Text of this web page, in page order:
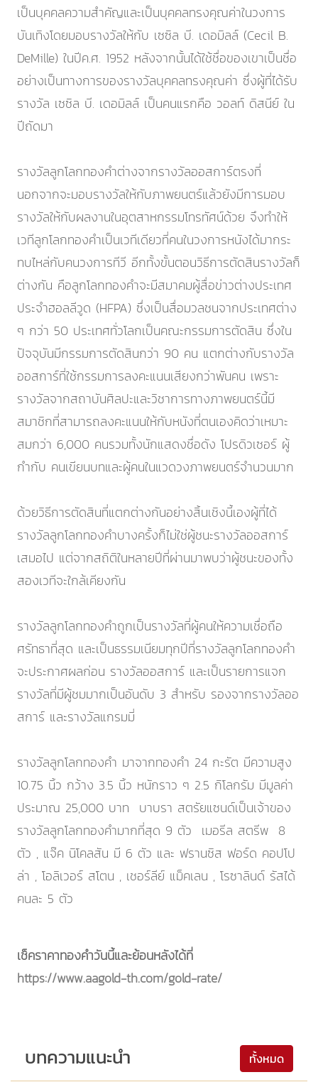
เป็นบุคคลความสำคัญและเป็นบุคคลทรงคุณค่าในวงการ
บันเทิงโดยมอบรางวัลให้กับ เซซิล บี. เดอมิลล์ (Cecil B.
DeMille) ในปีค.ศ. 1952 หลังจากนั้นได้ใช้ชื่อของเขาเป็นชื่อ
อย่างเป็นทางการของรางวัลบุคคลทรงคุณค่า ซึ่งผู้ที่ได้รับ
รางวัล เซซิล บี. เดอมิลล์ เป็นคนแรกคือ วอลท์ ดิสนีย์ ใน
ปีถัดมา
รางวัลลูกโลกทองคำต่างจากรางวัลออสการ์ตรงที่
นอกจากจะมอบรางวัลให้กับภาพยนตร์แล้วยังมีการมอบ
รางวัลให้กับผลงานในอุตสาหกรรมโทรทัศน์ด้วย จึงทำให้
เวทีลูกโลกทองคำเป็นเวทีเดียวที่คนในวงการหนังได้มากระ
ทบไหล่กับคนวงการทีวี อีกทั้งขั้นตอนวิธีการตัดสินรางวัลก็
ต่างกัน คือลูกโลกทองคำจะมีสมาคมผู้สื่อข่าวต่างประเทศ
ประจำฮอลลีวูด (HFPA) ซึ่งเป็นสื่อมวลชนจากประเทศต่าง
ๆ กว่า 50 ประเทศทั่วโลกเป็นคณะกรรมการตัดสิน ซึ่งใน
ปัจจุบันมีกรรมการตัดสินกว่า 90 คน แตกต่างกับรางวัล
ออสการ์ที่ใช้กรรมการลงคะแนนเสียงกว่าพันคน เพราะ
รางวัลจากสถาบันศิลปะและวิชาการทางภาพยนตร์นี้มี
สมาชิกที่สามารถลงคะแนนให้กับหนังที่ตนเองคิดว่าเหมาะ
สมกว่า 6,000 คนรวมทั้งนักแสดงชื่อดัง โปรดิวเซอร์ ผู้
กำกับ คนเขียนบทและผู้คนในแวดวงภาพยนตร์จำนวนมาก
ด้วยวิธีการตัดสินที่แตกต่างกันอย่างสิ้นเชิงนี้เองผู้ที่ได้
รางวัลลูกโลกทองคำบางครั้งก็ไม่ใช่ผู้ชนะรางวัลออสการ์
เสมอไป แต่จากสถิติในหลายปีที่ผ่านมาพบว่าผู้ชนะของทั้ง
สองเวทีจะใกล้เคียงกัน
รางวัลลูกโลกทองคำถูกเป็นรางวัลที่ผู้คนให้ความเชื่อถือ
ศรัทธาที่สุด และเป็นธรรมเนียมทุกปีที่รางวัลลูกโลกทองคำ
จะประกาศผลก่อน รางวัลออสการ์ และเป็นรายการแจก
รางวัลที่มีผู้ชมมากเป็นอันดับ 3 สำหรับ รองจากรางวัลออ
สการ์ และรางวัลแกรมมี่
รางวัลลูกโลกทองคำ มาจากทองคำ 24 กะรัต มีความสูง
10.75 นิ้ว กว้าง 3.5 นิ้ว หนักราว ๆ 2.5 กิโลกรัม มีมูลค่า
ประมาณ 25,000 บาท บาบรา สตรัยแซนด์เป็นเจ้าของ
รางวัลลูกโลกทองคำมากที่สุด 9 ตัว เมอรีล สตรีพ 8
ตัว , แจ๊ค นิโคลสัน มี 6 ตัว และ ฟรานซิส ฟอร์ด คอปโป
ล่า , โอลิเวอร์ สโตน , เชอร์ลีย์ แม็คเลน , โรซาลินด์ รัสได้
คนละ 5 ตัว
เช็คราคาทองคำวันนี้และย้อนหลังได้ที่
https://www.aagold-th.com/gold-rate/
บทความแนะนำ ทั้งหมด